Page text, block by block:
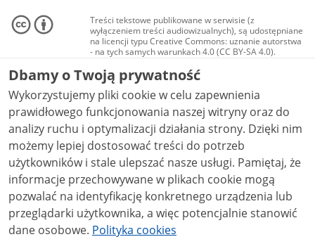
Treści tekstowe publikowane w serwisie (z
wyłączeniem treści audiowizualnych), są udostępniane
na licencji typu Creative Commons: uznanie autorstwa
- na tych samych warunkach 4.0 (CC BY-SA 4.0).
Materiały audiowizualne, w tym zdjęcia, materiały
audio i wideo, są udostępniane na licencji typu
Creative Commons: uznanie autorstwa użycie
niekomercyjne - bez utworów zależnych 4.0 (CC BY-
NC-ND 4.0), o ile nie jest to stwierdzone inaczej.
Dbamy o Twoją prywatność
Wykorzystujemy pliki cookie w celu zapewnienia
prawidłowego funkcjonowania naszej witryny oraz do
analizy ruchu i optymalizacji działania strony. Dzięki nim
możemy lepiej dostosować treści do potrzeb
użytkowników i stale ulepszać nasze usługi. Pamiętaj, że
informacje przechowywane w plikach cookie mogą
pozwalać na identyfikację konkretnego urządzenia lub
przeglądarki użytkownika, a więc potencjalnie stanowić
dane osobowe. Polityka cookies